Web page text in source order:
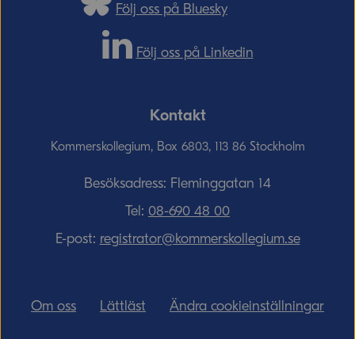
Följ oss på Bluesky
Följ oss på Linkedin
Kontakt
Kommerskollegium, Box 6803, 113 86 Stockholm
Besöksadress: Fleminggatan 14
Tel: 08-690­ 48­ 00
E-post: registrator@kommerskollegium.se
Om oss Lättläst Ändra cookieinställningar